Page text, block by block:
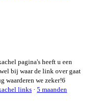
pagina's heeft u een
bij waar de link over gaat
waarderen we zeker!6
links · 5 maanden